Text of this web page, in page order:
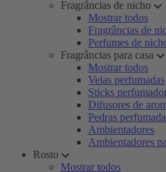
Fragrâncias de nicho
Mostrar todos
Fragrâncias de
Perfumes de
Fragrâncias para casa
Mostrar todos
Velas perfumadas
Sticks
Difusores de
Pedras
Ambientadores
Ambientadores
Rosto
Mostrar todos